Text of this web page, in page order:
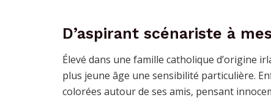
D’aspirant scénariste à
Élevé dans une famille catholique d’origine
plus jeune âge une sensibilité particulière.
colorées autour de ses amis, pensant